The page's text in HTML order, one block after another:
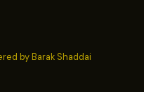
by Barak Shaddai